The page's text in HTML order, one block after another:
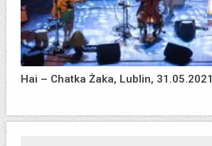
Hai – Chatka Żaka, Lublin, 31.05.2021